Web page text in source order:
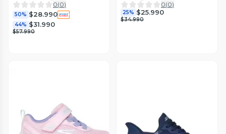
Skechers
0(0)
50% $28.990
44% $31.990
$57.990
0(0)
25% $25.990
$34.990